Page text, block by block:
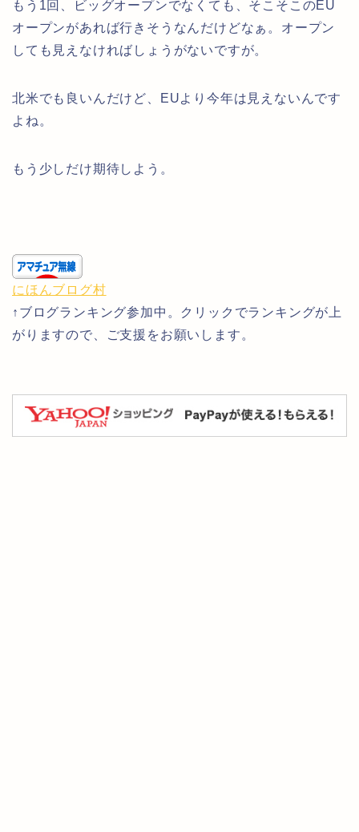
もう1回、ビッグオープンでなくても、そこそこのEU
オープンがあれば行きそうなんだけどなぁ。オープン
しても見えなければしょうがないですが。
北米でも良いんだけど、EUより今年は見えないんです
よね。
もう少しだけ期待しよう。
にほんブログ村
↑ブログランキング参加中。クリックでランキングが上
がりますので、ご支援をお願いします。